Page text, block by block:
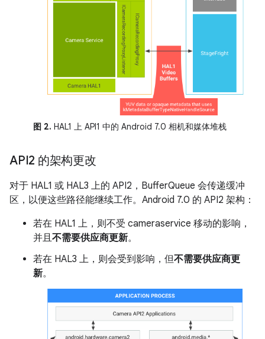
图 2. HAL1 上 API1 中的 Android 7.0 相机和媒体堆栈
API2 的架构更改
对于 HAL1 或 HAL3 上的 API2，BufferQueue 会传递缓冲
区，以便这些路径能继续工作。Android 7.0 的 API2 架构：
若在 HAL1 上，则不受 cameraservice 移动的影响，
并且不需要供应商更新。
若在 HAL3 上，则会受到影响，但不需要供应商更
新。